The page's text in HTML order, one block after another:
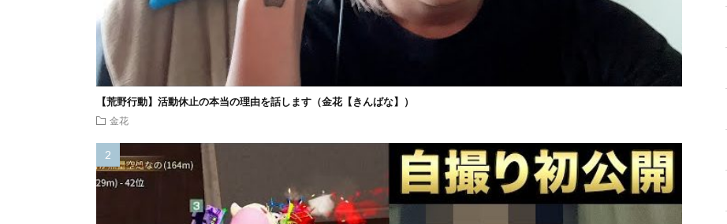
【荒野行動】活動休止の本当の理由を話します（金花【きんばな】）
金花